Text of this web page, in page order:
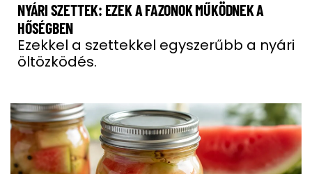
NYÁRI SZETTEK: EZEK A FAZONOK MŰKÖDNEK A
HŐSÉGBEN
Ezekkel a szettekkel egyszerűbb a nyári
öltözködés.